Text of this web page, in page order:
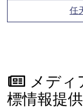
任
メディ
標情報提供